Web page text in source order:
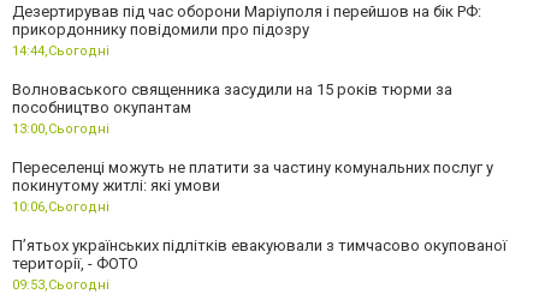
Дезертирував під час оборони Маріуполя і перейшов на бік РФ:
прикордоннику повідомили про підозру
14:44,Сьогодні
Волноваського священника засудили на 15 років тюрми за
пособництво окупантам
13:00,Сьогодні
Переселенці можуть не платити за частину комунальних послуг у
покинутому житлі: які умови
10:06,Сьогодні
П’ятьох українських підлітків евакуювали з тимчасово окупованої
території, - ФОТО
09:53,Сьогодні